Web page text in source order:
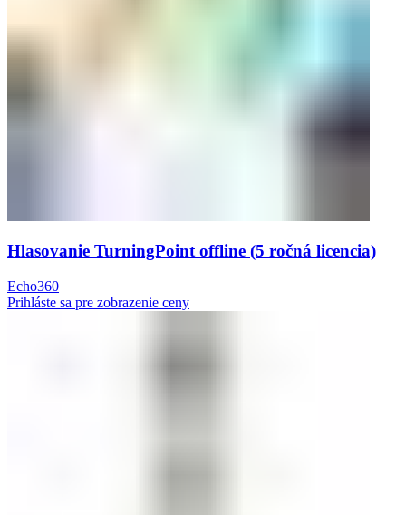
Hlasovanie TurningPoint offline (5 ročná licencia)
Echo360
Prihláste sa pre zobrazenie ceny